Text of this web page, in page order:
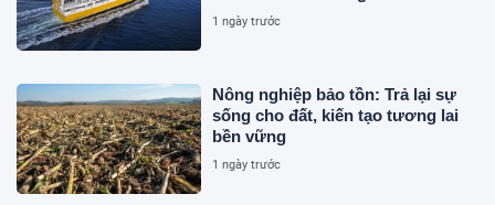
1 ngày trước
Nông nghiệp bảo tồn: Trả lại sự
sống cho đất, kiến tạo tương lai
bền vững
1 ngày trước